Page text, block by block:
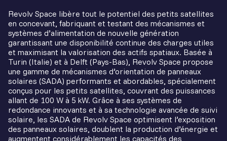
Revolv Space libère tout le potentiel des petits satellites
en concevant, fabriquant et testant des mécanismes et
systèmes d’alimentation de nouvelle génération
garantissant une disponibilité continue des charges utiles
et maximisant la valorisation des actifs spatiaux. Basée à
Turin (Italie) et à Delft (Pays-Bas), Revolv Space propose
une gamme de mécanismes d’orientation de panneaux
solaires (SADA) performants et abordables, spécialement
conçus pour les petits satellites, couvrant des puissances
allant de 100 W à 5 kW. Grâce à ses systèmes de
redondance innovants et à sa technologie avancée de suivi
solaire, les SADA de Revolv Space optimisent l’exposition
des panneaux solaires, doublent la production d’énergie et
augmentent considérablement les capacités des